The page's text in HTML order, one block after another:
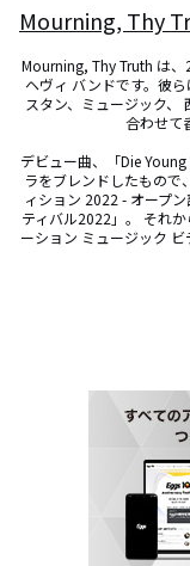
Mourning, Thy
Mourning, Thy Truth は
ヘヴィ バンドです。彼
スタン、ミュージック、
合わせて
デビュー曲、「Die
ラをブレンドしたもので
ィション 2022 - オープ
ティバル2022」。 それ
ーション ミュージック